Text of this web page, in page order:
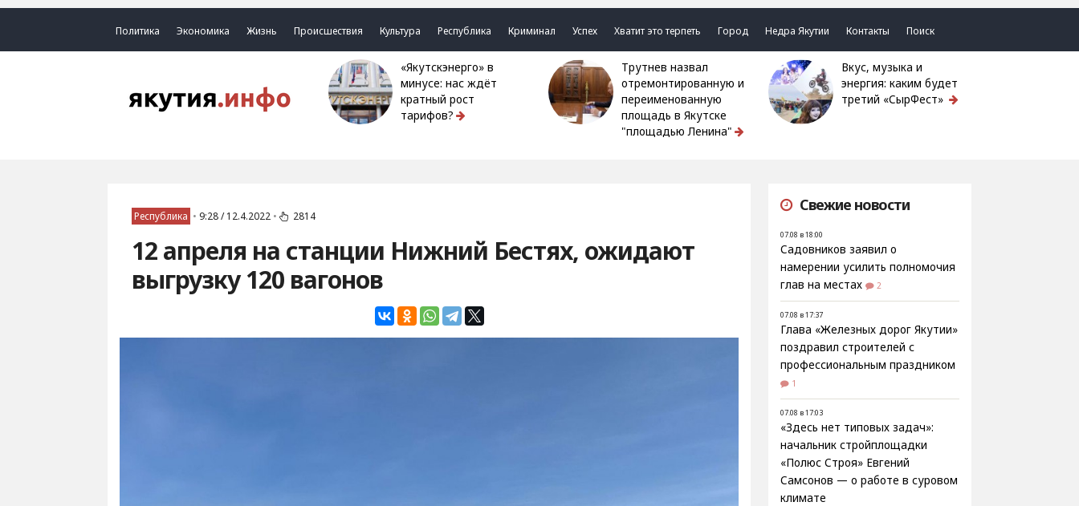
Политика Экономика Жизнь Происшествия Культура Республика Криминал Успех Хватит это терпеть Город Недра Якутии Контакты Поиск
«Якутскэнерго» в
минусе: нас ждёт
кратный рост
тарифов?
Трутнев назвал
отремонтированную и
переименованную
площадь в Якутске
"площадью Ленина"
Вкус, музыка и
энергия: каким будет
третий «СырФест»
Республика • 9:28 / 12.4.2022 • 2814
12 апреля на станции Нижний Бестях, ожидают
выгрузку 120 вагонов
Свежие новости
07.08 в 18:00
Садовников заявил о
намерении усилить полномочия
глав на местах
2
07.08 в 17:37
Глава «Железных дорог Якутии»
поздравил строителей с
профессиональным праздником
1
07.08 в 17:03
«Здесь нет типовых задач»:
начальник стройплощадки
«Полюс Строя» Евгений
Самсонов — о работе в суровом
климате